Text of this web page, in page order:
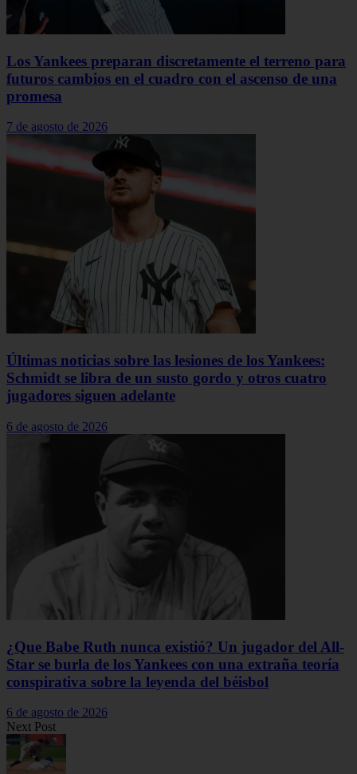
Los Yankees preparan discretamente el terreno para
futuros cambios en el cuadro con el ascenso de una
promesa
7 de agosto de 2026
Últimas noticias sobre las lesiones de los Yankees:
Schmidt se libra de un susto gordo y otros cuatro
jugadores siguen adelante
6 de agosto de 2026
¿Que Babe Ruth nunca existió? Un jugador del All-
Star se burla de los Yankees con una extraña teoría
conspirativa sobre la leyenda del béisbol
6 de agosto de 2026
Next Post